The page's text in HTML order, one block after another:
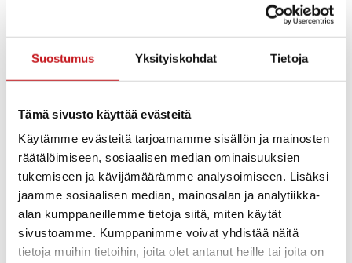
Suostumus Yksityiskohdat Tietoja
Tämä sivusto käyttää evästeitä
Käytämme evästeitä tarjoamamme sisällön ja mainosten
räätälöimiseen, sosiaalisen median ominaisuuksien
tukemiseen ja kävijämäärämme analysoimiseen. Lisäksi
jaamme sosiaalisen median, mainosalan ja analytiikka-
alan kumppaneillemme tietoja siitä, miten käytät
sivustoamme. Kumppanimme voivat yhdistää näitä
tietoja muihin tietoihin, joita olet antanut heille tai joita on
Palautekysely oli auki 13.-30.9.2025 ja siihen jätettiin 66
vastausta.
Vastanneiden kesken arvottiin 1.10.2025 tuotepalkinto ja
meni Varkauteen Kirsi Nuutiselle, onnea!